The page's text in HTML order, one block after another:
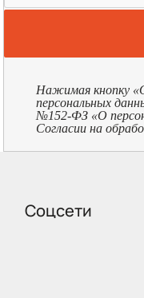
Нажимая кнопку
персональных
№152-ФЗ «О
Согласии на
Соцсети